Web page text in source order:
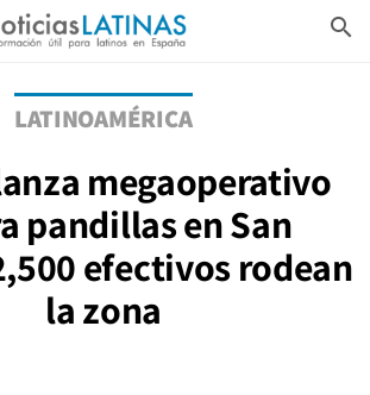
search
LATINOAMÉRICA
megaoperativo
pandillas en San
efectivos rodean
la zona